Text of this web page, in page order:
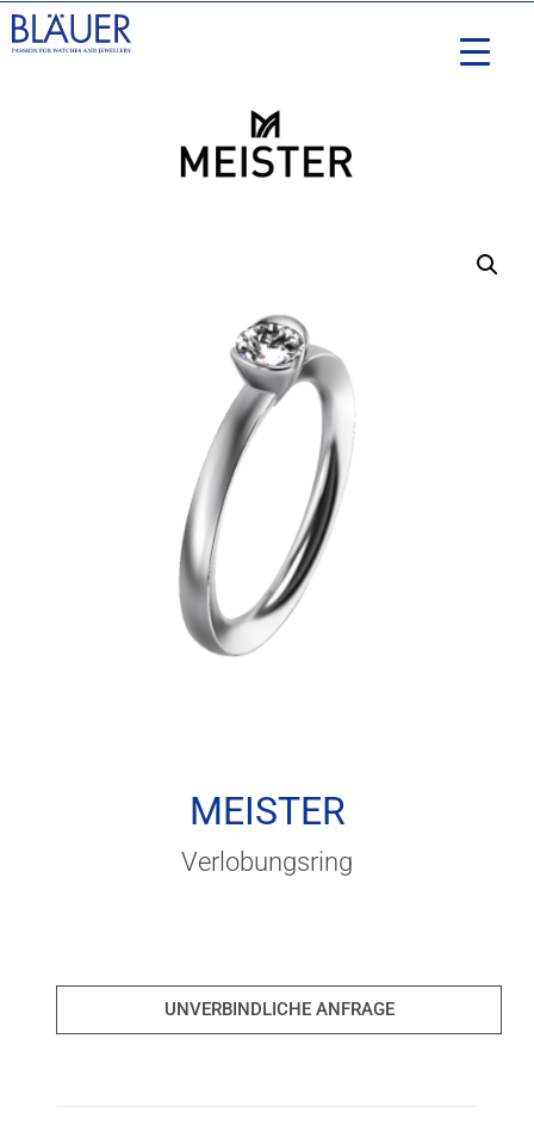
MEISTER
Verlobungsring
UNVERBINDLICHE ANFRAGE